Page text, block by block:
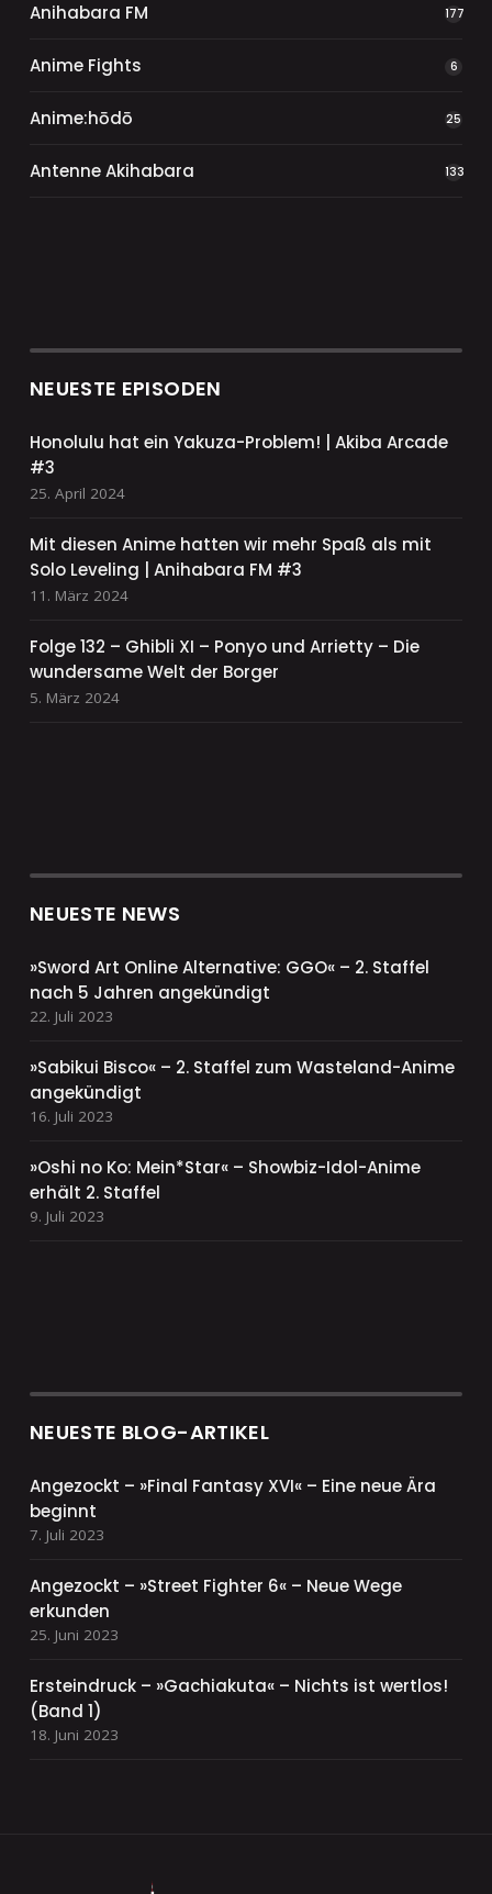
Anihabara FM 177
Anime Fights 6
Anime:hōdō 25
Antenne Akihabara 133
NEUESTE EPISODEN
Honolulu hat ein Yakuza-Problem! | Akiba Arcade
#3
25. April 2024
Mit diesen Anime hatten wir mehr Spaß als mit
Solo Leveling | Anihabara FM #3
11. März 2024
Folge 132 – Ghibli XI – Ponyo und Arrietty – Die
wundersame Welt der Borger
5. März 2024
NEUESTE NEWS
»Sword Art Online Alternative: GGO« – 2. Staffel
nach 5 Jahren angekündigt
22. Juli 2023
»Sabikui Bisco« – 2. Staffel zum Wasteland-Anime
angekündigt
16. Juli 2023
»Oshi no Ko: Mein*Star« – Showbiz-Idol-Anime
erhält 2. Staffel
9. Juli 2023
NEUESTE BLOG-ARTIKEL
Angezockt – »Final Fantasy XVI« – Eine neue Ära
beginnt
7. Juli 2023
Angezockt – »Street Fighter 6« – Neue Wege
erkunden
25. Juni 2023
Ersteindruck – »Gachiakuta« – Nichts ist wertlos!
(Band 1)
18. Juni 2023